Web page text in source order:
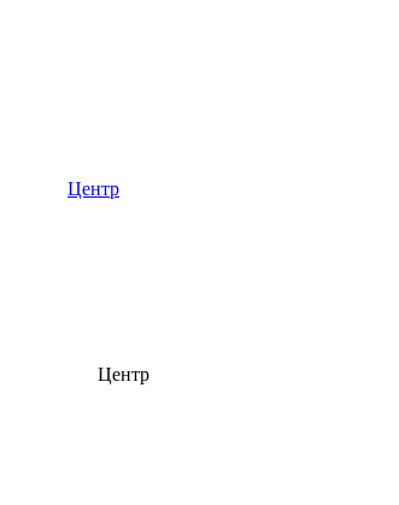
Центр
Центр